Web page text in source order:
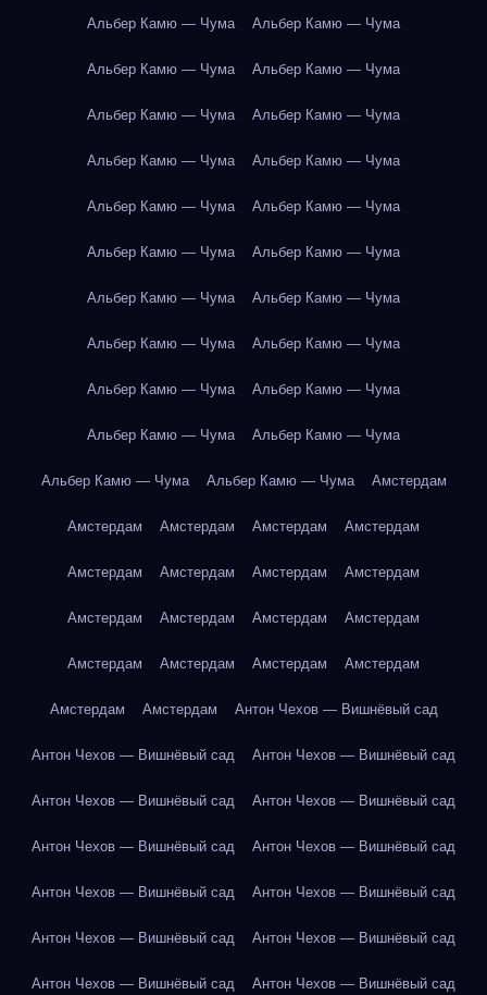
Альбер Камю — Чума Альбер Камю — Чума
Альбер Камю — Чума Альбер Камю — Чума
Альбер Камю — Чума Альбер Камю — Чума
Альбер Камю — Чума Альбер Камю — Чума
Альбер Камю — Чума Альбер Камю — Чума
Альбер Камю — Чума Альбер Камю — Чума
Альбер Камю — Чума Альбер Камю — Чума
Альбер Камю — Чума Альбер Камю — Чума
Альбер Камю — Чума Альбер Камю — Чума
Альбер Камю — Чума Альбер Камю — Чума
Альбер Камю — Чума Альбер Камю — Чума Амстердам
Амстердам Амстердам Амстердам Амстердам
Амстердам Амстердам Амстердам Амстердам
Амстердам Амстердам Амстердам Амстердам
Амстердам Амстердам Амстердам Амстердам
Амстердам Амстердам Антон Чехов — Вишнёвый сад
Антон Чехов — Вишнёвый сад Антон Чехов — Вишнёвый сад
Антон Чехов — Вишнёвый сад Антон Чехов — Вишнёвый сад
Антон Чехов — Вишнёвый сад Антон Чехов — Вишнёвый сад
Антон Чехов — Вишнёвый сад Антон Чехов — Вишнёвый сад
Антон Чехов — Вишнёвый сад Антон Чехов — Вишнёвый сад
Антон Чехов — Вишнёвый сад Антон Чехов — Вишнёвый сад